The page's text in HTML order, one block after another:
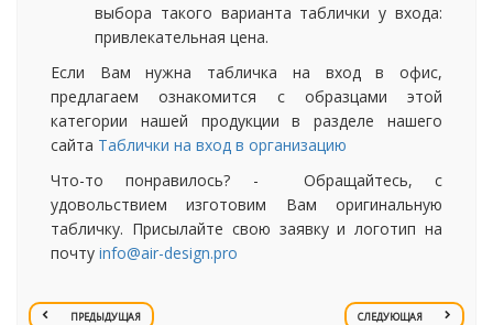
выбора такого варианта таблички у входа:
привлекательная цена.
Если Вам нужна табличка на вход в офис,
предлагаем ознакомится с образцами этой
категории нашей продукции в разделе нашего
сайта Таблички на вход в организацию
Что-то понравилось? - Обращайтесь, с
удовольствием изготовим Вам оригинальную
табличку. Присылайте свою заявку и логотип на
почту info@air-design.pro
ПРЕДЫДУЩАЯ СЛЕДУЮЩАЯ